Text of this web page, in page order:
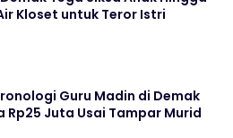
Kloset untuk Teror Istri
Guru Madin di Demak
Rp25 Juta Usai Tampar Murid